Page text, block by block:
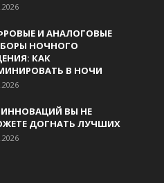
И АНАЛОГОВЫЕ
НОЧНОГО
КАК
В НОЧИ
ИННОВАЦИЙ ВЫ НЕ
ДОГНАТЬ ЛУЧШИХ